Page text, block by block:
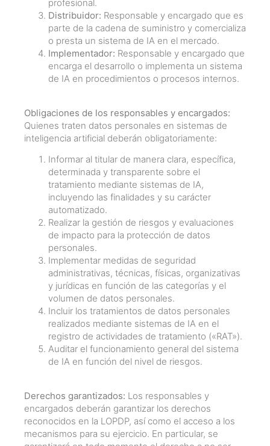
profesional.
Distribuidor: Responsable y encargado que es
parte de la cadena de suministro y comercializa
o presta un sistema de IA en el mercado.
Implementador: Responsable y encargado que
encarga el desarrollo o implementa un sistema
de IA en procedimientos o procesos internos.
Obligaciones de los responsables y encargados:
Quienes traten datos personales en sistemas de
inteligencia artificial deberán obligatoriamente:
Informar al titular de manera clara, específica,
determinada y transparente sobre el
tratamiento mediante sistemas de IA,
incluyendo las finalidades y su carácter
automatizado.
Realizar la gestión de riesgos y evaluaciones
de impacto para la protección de datos
personales.
Implementar medidas de seguridad
administrativas, técnicas, físicas, organizativas
y jurídicas en función de las categorías y el
volumen de datos personales.
Incluir los tratamientos de datos personales
realizados mediante sistemas de IA en el
registro de actividades de tratamiento («RAT»).
Auditar el funcionamiento general del sistema
de IA en función del nivel de riesgos.
Derechos garantizados: Los responsables y
encargados deberán garantizar los derechos
reconocidos en la LOPDP, así como el acceso a los
mecanismos para su ejercicio. En particular, se